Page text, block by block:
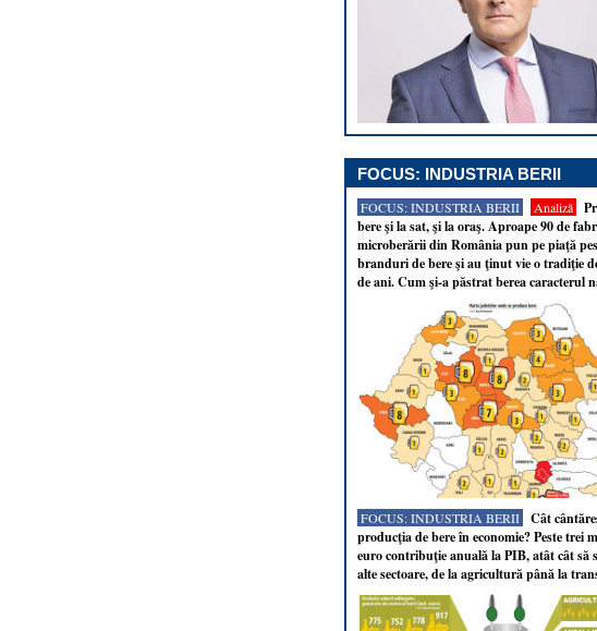
FOCUS: INDUSTRIA BERII
FOCUS: INDUSTRIA BERII Analiză
bere şi la sat, şi la oraş. Aproape 90 de
microberării din România pun pe piaţă
branduri de bere şi au ţinut vie o tradiţie
de ani. Cum şi-a păstrat berea caracterul
FOCUS: INDUSTRIA BERII
Cât
producţia de bere în economie? Peste trei
euro contribuţie anuală la PIB, atât cât să
alte sectoare, de la agricultură până la